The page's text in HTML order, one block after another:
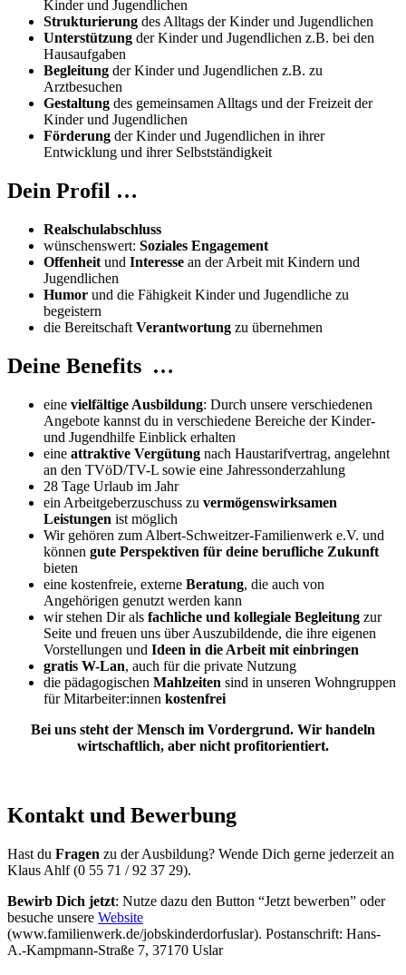
Kinder und Jugendlichen
Strukturierung des Alltags der Kinder und Jugendlichen
Unterstützung der Kinder und Jugendlichen z.B. bei den
Hausaufgaben
Begleitung der Kinder und Jugendlichen z.B. zu
Arztbesuchen
Gestaltung des gemeinsamen Alltags und der Freizeit der
Kinder und Jugendlichen
Förderung der Kinder und Jugendlichen in ihrer
Entwicklung und ihrer Selbstständigkeit
Dein Profil …
Realschulabschluss
wünschenswert: Soziales Engagement
Offenheit und Interesse an der Arbeit mit Kindern und
Jugendlichen
Humor und die Fähigkeit Kinder und Jugendliche zu
begeistern
die Bereitschaft Verantwortung zu übernehmen
Deine Benefits …
eine vielfältige Ausbildung: Durch unsere verschiedenen
Angebote kannst du in verschiedene Bereiche der Kinder-
und Jugendhilfe Einblick erhalten
eine attraktive Vergütung nach Haustarifvertrag, angelehnt
an den TVöD/TV-L sowie eine Jahressonderzahlung
28 Tage Urlaub im Jahr
ein Arbeitgeberzuschuss zu vermögenswirksamen
Leistungen ist möglich
Wir gehören zum Albert-Schweitzer-Familienwerk e.V. und
können gute Perspektiven für deine berufliche Zukunft
bieten
eine kostenfreie, externe Beratung, die auch von
Angehörigen genutzt werden kann
wir stehen Dir als fachliche und kollegiale Begleitung zur
Seite und freuen uns über Auszubildende, die ihre eigenen
Vorstellungen und Ideen in die Arbeit mit einbringen
gratis W-Lan, auch für die private Nutzung
die pädagogischen Mahlzeiten sind in unseren Wohngruppen
für Mitarbeiter:innen kostenfrei
Bei uns steht der Mensch im Vordergrund. Wir handeln
wirtschaftlich, aber nicht profitorientiert.
Kontakt und Bewerbung
Hast du Fragen zu der Ausbildung? Wende Dich gerne jederzeit an
Klaus Ahlf (0 55 71 / 92 37 29).
Bewirb Dich jetzt: Nutze dazu den Button “Jetzt bewerben” oder
besuche unsere Website
(www.familienwerk.de/jobskinderdorfuslar). Postanschrift: Hans-
A.-Kampmann-Straße 7, 37170 Uslar